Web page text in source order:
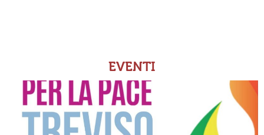
EVENTI